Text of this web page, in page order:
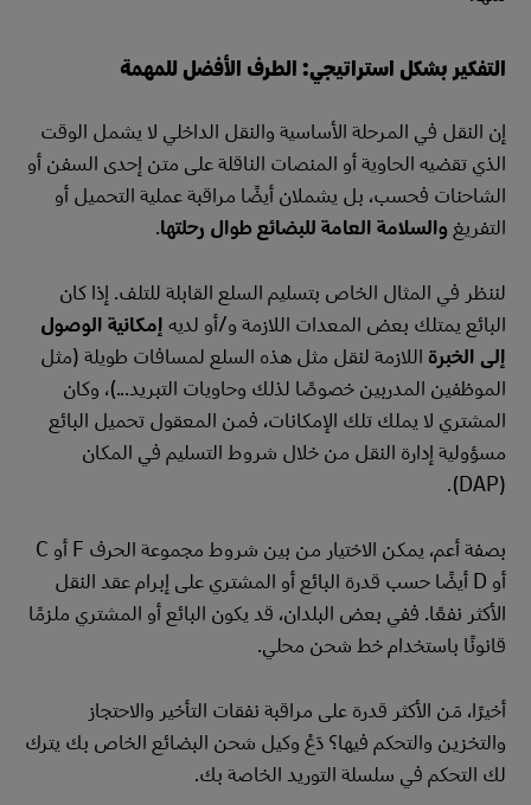
التفكير بشكل استراتيجي: الطرف الأفضل للمهمة
إن النقل في المرحلة الأساسية والنقل الداخلي لا يشمل الوقت
الذي تقضيه الحاوية أو المنصات الناقلة على متن إحدى السفن أو
الشاحنات فحسب، بل يشملان أيضًا مراقبة عملية التحميل أو
التفريغوالسلامة العامة للبضائع طوال رحلتها.
لننظر في المثال الخاص بتسليم السلع القابلة للتلف. إذا كان
البائع يمتلك بعض المعدات اللازمة و/أو لديهإمكانية الوصول
إلى الخبرة اللازمة لنقل مثل هذه السلع لمسافات طويلة (مثل
الموظفين المدربين خصوصًا لذلك وحاويات التبريد...)، وكان
المشتري لا يملك تلك الإمكانات، فمن المعقول تحميل البائع
مسؤولية إدارة النقل من خلال شروط التسليم في المكان
(DAP).
بصفة أعم، يمكن الاختيار من بين شروط مجموعة الحرف F أو C
أو D أيضًا حسب قدرة البائع أو المشتري على إبرام عقد النقل
الأكثر نفعًا. ففي بعض البلدان، قد يكون البائع أو المشتري ملزمًا
قانونًا باستخدام خط شحن محلي.
أخيرًا، مَن الأكثر قدرة على مراقبة نفقات التأخير والاحتجاز
والتخزين والتحكم فيها؟ دَعْ وكيل شحن البضائع الخاص بك يترك
لك التحكم في سلسلة التوريد الخاصة بك.